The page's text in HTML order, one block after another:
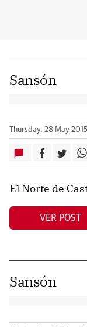
Sansón
Thursday, 28 May 2015,
El Norte de
VER POST
Sansón